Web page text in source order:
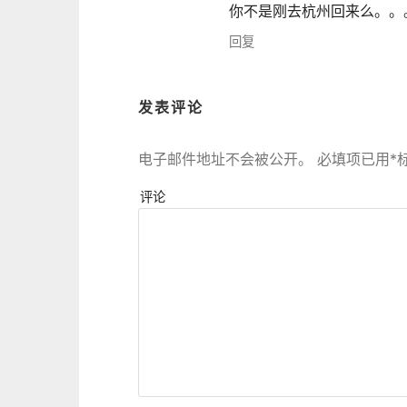
你不是刚去杭州回来么。。
回复
发表评论
电子邮件地址不会被公开。 必填项已用*
评论